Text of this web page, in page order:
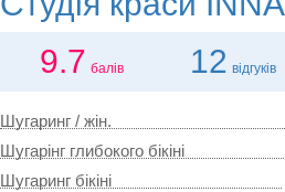
9.7 балів 12 відгуків
Шугаринг / жін.
Шугарінг глибокого бікіні
Шугаринг бікіні